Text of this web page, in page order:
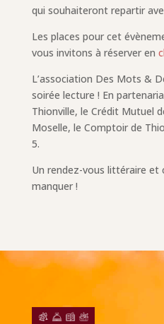
qui souhaiteront repartir
Les places pour cet
vous invitons à réserver en
L’association Des Mots &
soirée lecture ! En
Thionville, le Crédit Mutuel
Moselle, le Comptoir de
5.
Un rendez-vous littéraire et
manquer !